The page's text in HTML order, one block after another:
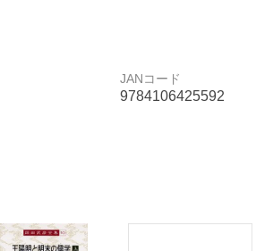
JANコード
9784106425592